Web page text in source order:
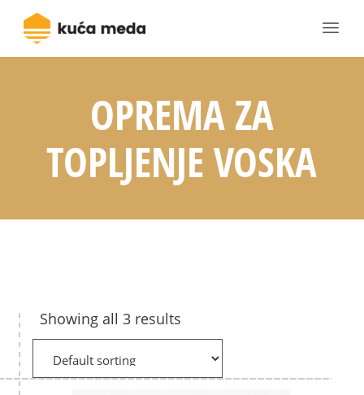
OPREMA ZA
TOPLJENJE VOSKA
Showing all 3 results